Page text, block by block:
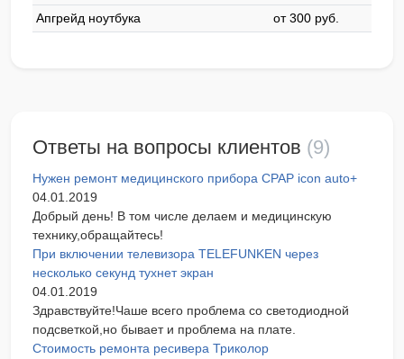
Апгрейд ноутбука
от 300 pyб.
Ответы на вопросы клиентов (9)
Нужен ремонт медицинского прибора CPAP icon auto+
04.01.2019
Добрый день! В том числе делаем и медицинскую
технику,обращайтесь!
При включении телевизора TELEFUNKEN через
несколько секунд тухнет экран
04.01.2019
Здравствуйте!Чаше всего проблема со светодиодной
подсветкой,но бывает и проблема на плате.
Стоимость ремонта ресивера Триколор